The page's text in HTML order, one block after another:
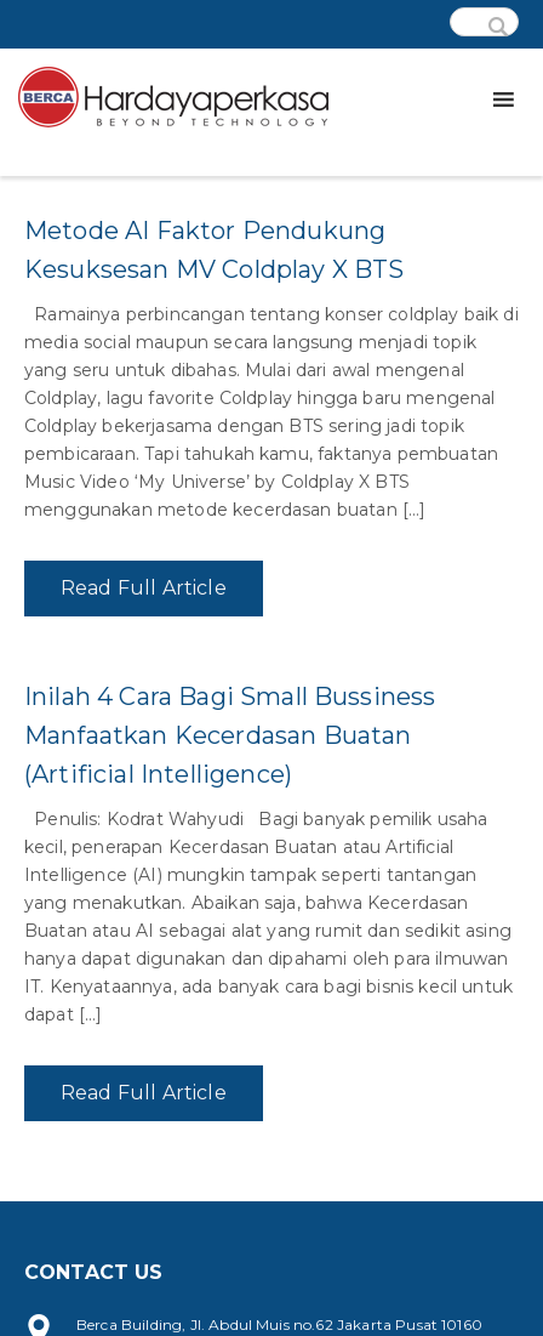
Metode AI Faktor Pendukung
Kesuksesan MV Coldplay X BTS
Ramainya perbincangan tentang konser coldplay baik di
media social maupun secara langsung menjadi topik
yang seru untuk dibahas. Mulai dari awal mengenal
Coldplay, lagu favorite Coldplay hingga baru mengenal
Coldplay bekerjasama dengan BTS sering jadi topik
pembicaraan. Tapi tahukah kamu, faktanya pembuatan
Music Video ‘My Universe’ by Coldplay X BTS
menggunakan metode kecerdasan buatan […]
Read Full Article
Inilah 4 Cara Bagi Small Bussiness
Manfaatkan Kecerdasan Buatan
(Artificial Intelligence)
Penulis: Kodrat Wahyudi Bagi banyak pemilik usaha
kecil, penerapan Kecerdasan Buatan atau Artificial
Intelligence (AI) mungkin tampak seperti tantangan
yang menakutkan. Abaikan saja, bahwa Kecerdasan
Buatan atau AI sebagai alat yang rumit dan sedikit asing
hanya dapat digunakan dan dipahami oleh para ilmuwan
IT. Kenyataannya, ada banyak cara bagi bisnis kecil untuk
dapat […]
Read Full Article
CONTACT US
Berca Building, Jl. Abdul Muis no.62 Jakarta Pusat 10160